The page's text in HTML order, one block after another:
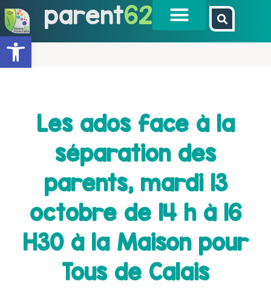
Ouvrir la barre d’outils
parent62
Les ados face à la
séparation des
parents, mardi 13
octobre de 14 h à 16
H30 à la Maison pour
Tous de Calais